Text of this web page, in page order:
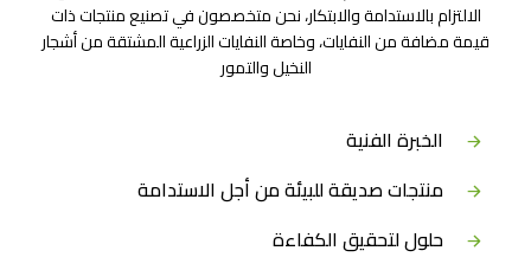
الالتزام بالاستدامة والابتكار، نحن متخصصون في تصنيع منتجات ذات
قيمة مضافة من النفايات، وخاصة النفايات الزراعية المشتقة من أشجار
النخيل والتمور
الخبرة الفنية
منتجات صديقة للبيئة من أجل الاستدامة
حلول لتحقيق الكفاءة